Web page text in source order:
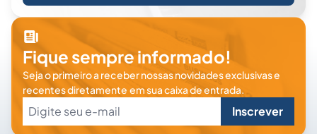
Fique sempre informado!
Seja o primeiro a receber nossas novidades exclusivas e
recentes diretamente em sua caixa de entrada.
Inscrever